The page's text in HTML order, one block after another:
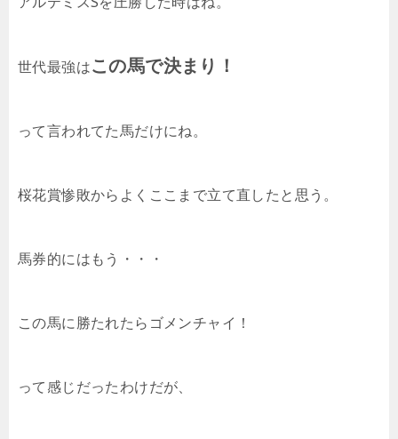
世代最強はこの馬で決まり！
って言われてた馬だけにね。
桜花賞惨敗からよくここまで立て直したと思う。
馬券的にはもう・・・
この馬に勝たれたらゴメンチャイ！
って感じだったわけだが、